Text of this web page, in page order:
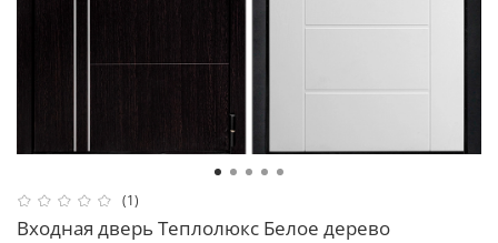
(1)
Входная дверь Теплолюкс Белое дерево